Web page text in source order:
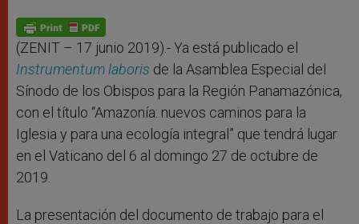
(ZENIT – 17 junio 2019).- Ya está publicado el
Instrumentum laboris de la Asamblea Especial del
Sínodo de los Obispos para la Región Panamazónica,
con el título “Amazonía: nuevos caminos para la
Iglesia y para una ecología integral” que tendrá lugar
en el Vaticano del 6 al domingo 27 de octubre de
2019.
La presentación del documento de trabajo para el